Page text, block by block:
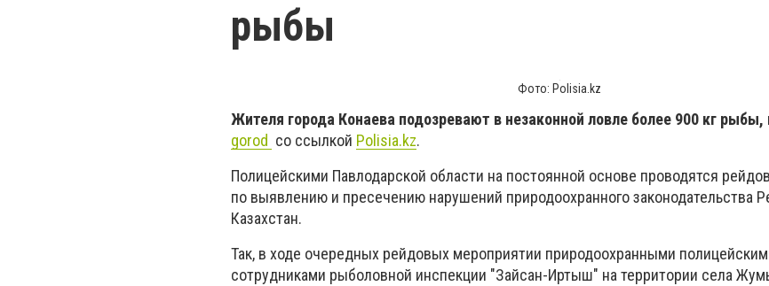
рыбы
Фото: Polisia.kz
Жителя города Конаева подозревают в незаконной ловле более 900 кг рыбы,
gorod со ссылкой Polisia.kz.
Полицейскими Павлодарской области на постоянной основе проводятся
по выявлению и пресечению нарушений природоохранного законодательства
Казахстан.
Так, в ходе очередных рейдовых мероприятии природоохранными
сотрудниками рыболовной инспекции "Зайсан-Иртыш" на территории села